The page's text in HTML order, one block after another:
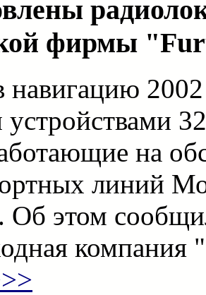
фирмы
навигацию
на
линий
Об этом
компания